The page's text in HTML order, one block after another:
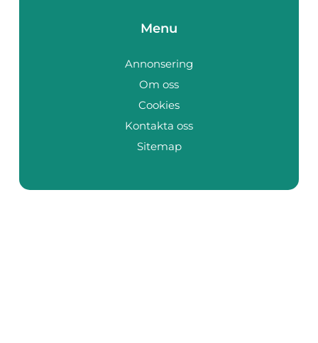
Menu
Annonsering
Om oss
Cookies
Kontakta oss
Sitemap